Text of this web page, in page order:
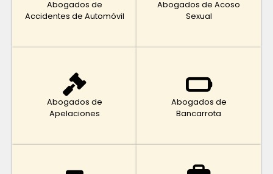
Abogados de
Accidentes de Automóvil
Abogados de Acoso
Sexual
Abogados de
Apelaciones
Abogados de
Bancarrota